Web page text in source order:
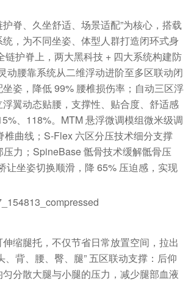
脊、久坐舒适、场景适配”为核心，搭载
，为不同坐姿、体型人群打造闭环式身
链护脊上，两大黑科技 + 四大系统构建防
动腰靠系统从二维浮动进阶至多区联动闭
姿，降低 99% 腰椎损伤率；自动三区浮
翼动态贴腰，支撑性、贴合度、舒适感
、118%。MTM 悬浮微调模组微米级调
椎曲线；S-Flex 六区分压技术细分支撑
压力；SpineBase 骶骨技术缓解骶骨压
让坐姿切换顺滑，降 65% 压迫感，实现
缩腿托，不仅节省日常放置空间，拉出
、背、腰、臀、腿” 五区联动支撑：后仰
分散大腿与小腿的压力，减少腿部血液